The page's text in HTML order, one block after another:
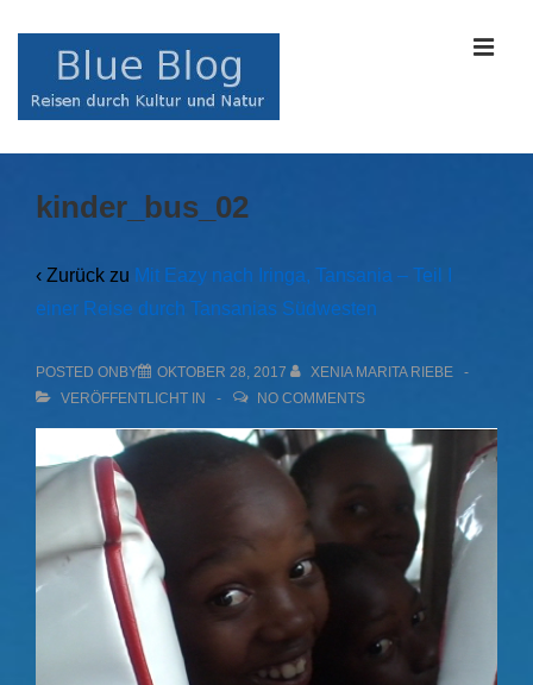
Navigation
kinder_bus_02
‹ Zurück zu Mit Eazy nach Iringa, Tansania – Teil I
einer Reise durch Tansanias Südwesten
POSTED ONBY OKTOBER 28, 2017
XENIA MARITA RIEBE
VERÖFFENTLICHT IN
NO COMMENTS